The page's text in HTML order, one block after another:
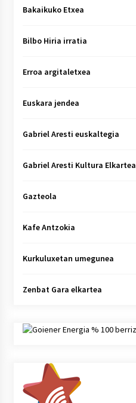
Bakaikuko Etxea
Bilbo Hiria irratia
Erroa argitaletxea
Euskara jendea
Gabriel Aresti euskaltegia
Gabriel Aresti Kultura Elkartea
Gazteola
Kafe Antzokia
Kurkuluxetan umegunea
Zenbat Gara elkartea